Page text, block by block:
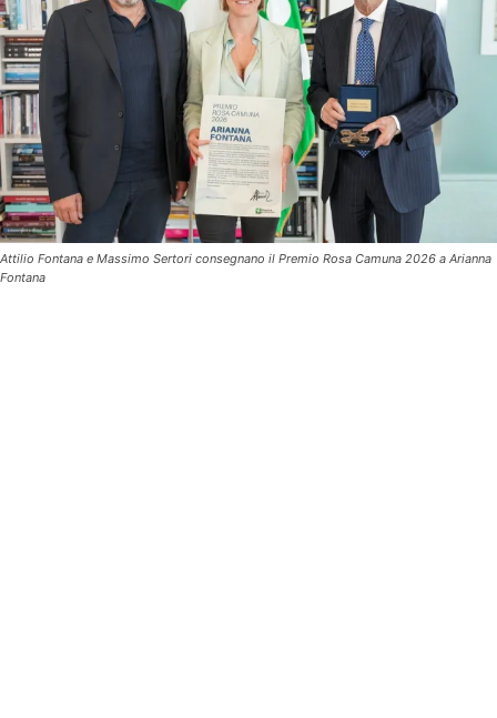
Attilio Fontana e Massimo Sertori consegnano il Premio Rosa Camuna 2026 a Arianna
Fontana